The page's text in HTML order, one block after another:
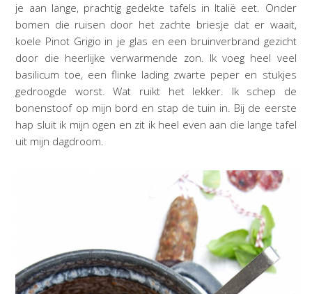
je aan lange, prachtig gedekte tafels in Italië eet. Onder
bomen die ruisen door het zachte briesje dat er waait,
koele Pinot Grigio in je glas en een bruinverbrand gezicht
door die heerlijke verwarmende zon. Ik voeg heel veel
basilicum toe, een flinke lading zwarte peper en stukjes
gedroogde worst. Wat ruikt het lekker. Ik schep de
bonenstoof op mijn bord en stap de tuin in. Bij de eerste
hap sluit ik mijn ogen en zit ik heel even aan die lange tafel
uit mijn dagdroom.